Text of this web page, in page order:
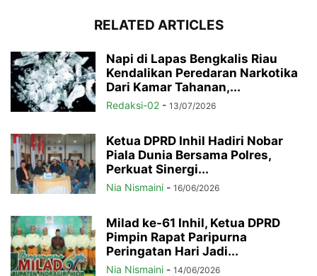
RELATED ARTICLES
Napi di Lapas Bengkalis Riau
Kendalikan Peredaran Narkotika
Dari Kamar Tahanan,...
Redaksi-02 - 13/07/2026
Ketua DPRD Inhil Hadiri Nobar
Piala Dunia Bersama Polres,
Perkuat Sinergi...
Nia Nismaini - 16/06/2026
Milad ke-61 Inhil, Ketua DPRD
Pimpin Rapat Paripurna
Peringatan Hari Jadi...
Nia Nismaini - 14/06/2026